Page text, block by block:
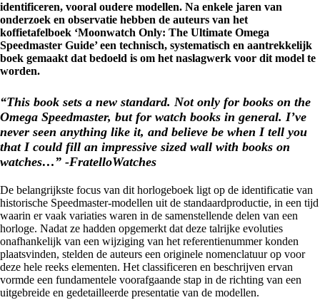
identificeren, vooral oudere modellen. Na enkele jaren van
onderzoek en observatie hebben de auteurs van het
koffietafelboek ‘Moonwatch Only: The Ultimate Omega
Speedmaster Guide’ een technisch, systematisch en aantrekkelijk
boek gemaakt dat bedoeld is om het naslagwerk voor dit model te
worden.
“This book sets a new standard. Not only for books on the
Omega Speedmaster, but for watch books in general. I’ve
never seen anything like it, and believe be when I tell you
that I could fill an impressive sized wall with books on
watches…” -FratelloWatches
De belangrijkste focus van dit horlogeboek ligt op de identificatie van
historische Speedmaster-modellen uit de standaardproductie, in een tijd
waarin er vaak variaties waren in de samenstellende delen van een
horloge. Nadat ze hadden opgemerkt dat deze talrijke evoluties
onafhankelijk van een wijziging van het referentienummer konden
plaatsvinden, stelden de auteurs een originele nomenclatuur op voor
deze hele reeks elementen. Het classificeren en beschrijven ervan
vormde een fundamentele voorafgaande stap in de richting van een
uitgebreide en gedetailleerde presentatie van de modellen.